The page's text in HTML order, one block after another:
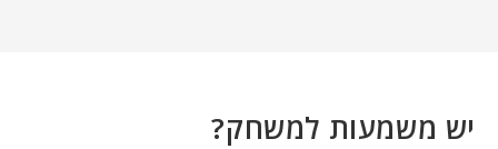
יש משמעות למשחק?